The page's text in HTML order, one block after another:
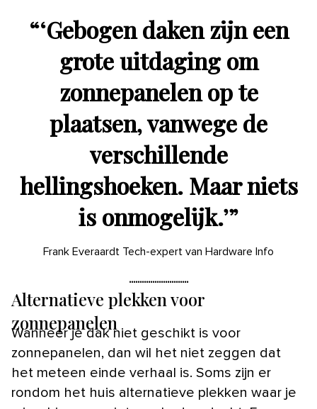
“‘Gebogen daken zijn een
grote uitdaging om
zonnepanelen op te
plaatsen, vanwege de
verschillende
hellingshoeken. Maar niets
is onmogelijk.’”
Frank Everaardt Tech-expert van Hardware Info
Alternatieve plekken voor
zonnepanelen
Wanneer je dak niet geschikt is voor
zonnepanelen, dan wil het niet zeggen dat
het meteen einde verhaal is. Soms zijn er
rondom het huis alternatieve plekken waar je